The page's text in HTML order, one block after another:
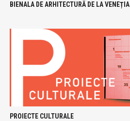
BIENALA DE ARHITECTURĂ DE LA VENEȚIA
PROIECTE CULTURALE